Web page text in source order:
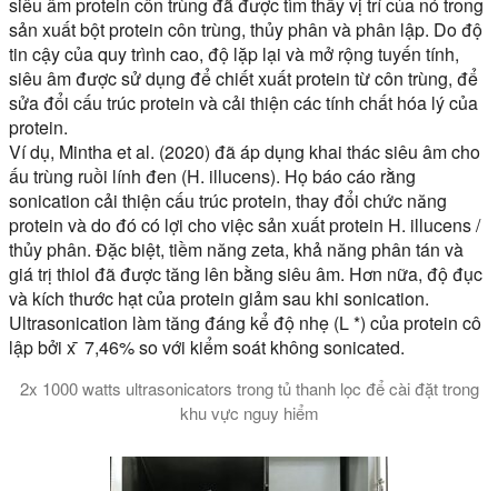
sản xuất bột protein côn trùng, thủy phân và phân lập. Do độ
tin cậy của quy trình cao, độ lặp lại và mở rộng tuyến tính,
siêu âm được sử dụng để chiết xuất protein từ côn trùng, để
sửa đổi cấu trúc protein và cải thiện các tính chất hóa lý của
protein.
Ví dụ, Mintha et al. (2020) đã áp dụng khai thác siêu âm cho
ấu trùng ruồi lính đen (H. illucens). Họ báo cáo rằng
sonication cải thiện cấu trúc protein, thay đổi chức năng
protein và do đó có lợi cho việc sản xuất protein H. illucens /
thủy phân. Đặc biệt, tiềm năng zeta, khả năng phân tán và
giá trị thiol đã được tăng lên bằng siêu âm. Hơn nữa, độ đục
và kích thước hạt của protein giảm sau khi sonication.
Ultrasonication làm tăng đáng kể độ nhẹ (L *) của protein cô
lập bởi x ̄ 7,46% so với kiểm soát không sonicated.
2x 1000 watts ultrasonicators trong tủ thanh lọc để cài đặt trong
khu vực nguy hiểm